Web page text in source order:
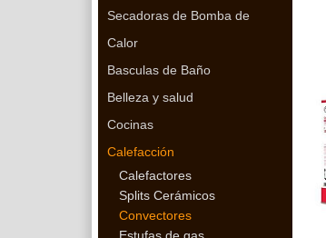
Secadoras de Bomba de
Calor
Basculas de Baño
Belleza y salud
Cocinas
Calefacción
Calefactores
Splits Cerámicos
Convectores